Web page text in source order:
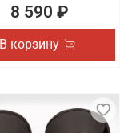
8 590 ₽
В корзину